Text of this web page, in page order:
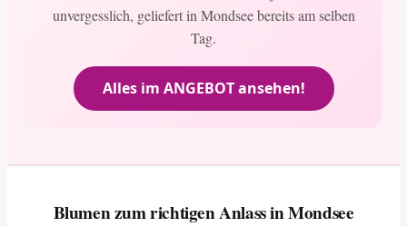
unvergesslich, geliefert in Mondsee bereits am selben
Tag.
Alles im ANGEBOT ansehen!
Blumen zum richtigen Anlass in Mondsee